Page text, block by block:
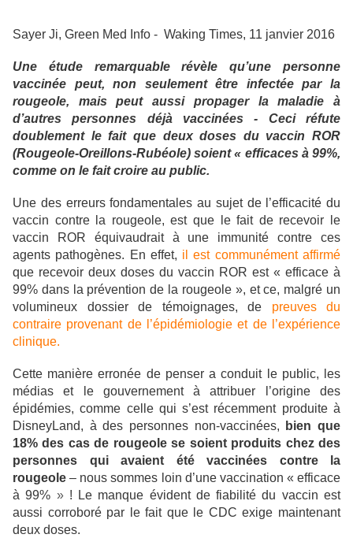
Sayer Ji, Green Med Info - Waking Times, 11 janvier 2016
Une étude remarquable révèle qu’une personne
vaccinée peut, non seulement être infectée par la
rougeole, mais peut aussi propager la maladie à
d’autres personnes déjà vaccinées - Ceci réfute
doublement le fait que deux doses du vaccin ROR
(Rougeole-Oreillons-Rubéole) soient « efficaces à 99%,
comme on le fait croire au public.
Une des erreurs fondamentales au sujet de l’efficacité du
vaccin contre la rougeole, est que le fait de recevoir le
vaccin ROR équivaudrait à une immunité contre ces
agents pathogènes. En effet, il est communément affirmé
que recevoir deux doses du vaccin ROR est « efficace à
99% dans la prévention de la rougeole », et ce, malgré un
volumineux dossier de témoignages, de preuves du
contraire provenant de l’épidémiologie et de l’expérience
clinique.
Cette manière erronée de penser a conduit le public, les
médias et le gouvernement à attribuer l’origine des
épidémies, comme celle qui s’est récemment produite à
DisneyLand, à des personnes non-vaccinées,
bien que
18% des cas de rougeole se soient produits chez des
personnes qui avaient été vaccinées contre la
rougeole– nous sommes loin d’une vaccination « efficace
à 99% »! Le manque évident de fiabilité du vaccin est
aussi corroboré par le fait que le CDC exige maintenant
deux doses.